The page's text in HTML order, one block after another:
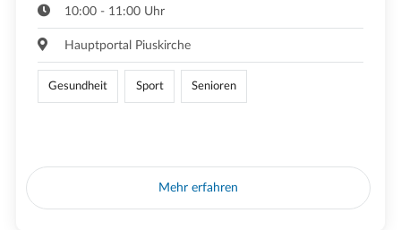
10:00 - 11:00 Uhr
Hauptportal Piuskirche
Gesundheit Sport Senioren
Mehr erfahren